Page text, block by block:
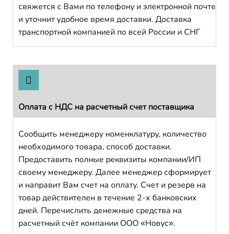
свяжется с Вами по телефону и электронной почте
и уточнит удобное время доставки. Доставка
транспортной компанией по всей России и СНГ
Оплата с НДС на расчетный счет поставщика
Сообщить менеджеру номенклатуру, количество
необходимого товара, способ доставки.
Предоставить полные реквизиты компании/ИП
своему менеджеру. Далее менеджер сформирует
и направит Вам счет на оплату. Счет и резерв на
товар действителен в течение 2-х банковских
дней. Перечислить денежные средства на
расчетный счёт компании ООО «Новус».